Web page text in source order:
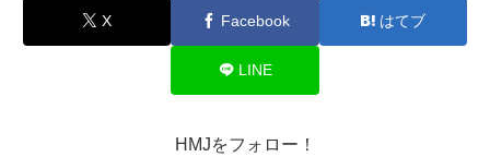
X Facebook はてブ
LINE
HMJをフォロー！